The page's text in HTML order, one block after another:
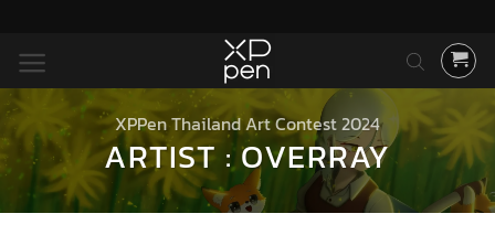
ยัง
เนื้อหา
XPPen Thailand Art Contest 2024
ARTIST : OVERRAY